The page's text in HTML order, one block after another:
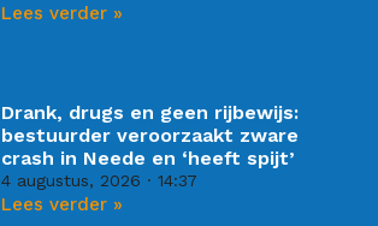
Lees verder »
Drank, drugs en geen rijbewijs:
bestuurder veroorzaakt zware
crash in Neede en ‘heeft spijt’
4 augustus, 2026 14:37
Lees verder »